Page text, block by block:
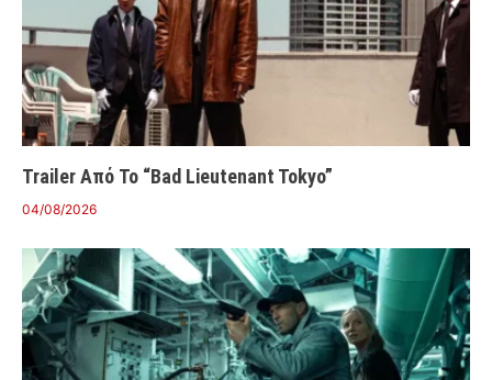
Trailer Από Το “Bad Lieutenant Tokyo”
04/08/2026